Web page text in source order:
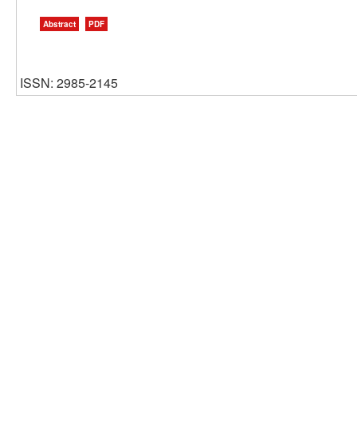
Abstract PDF
ISSN: 2985-2145